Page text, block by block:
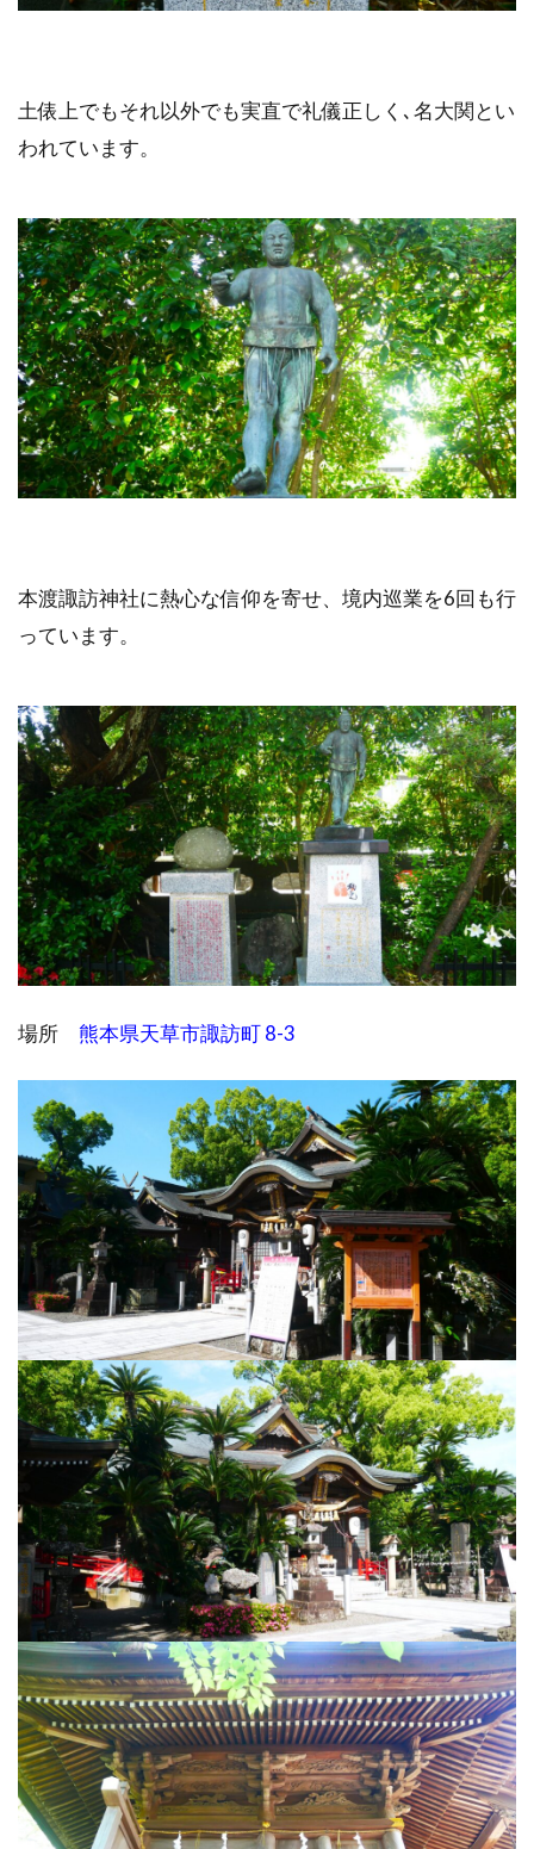
土俵上でもそれ以外でも実直で礼儀正しく､名大関とい
われています。
本渡諏訪神社に熱心な信仰を寄せ、境内巡業を6回も行
っています。
場所 熊本県天草市諏訪町 8-3